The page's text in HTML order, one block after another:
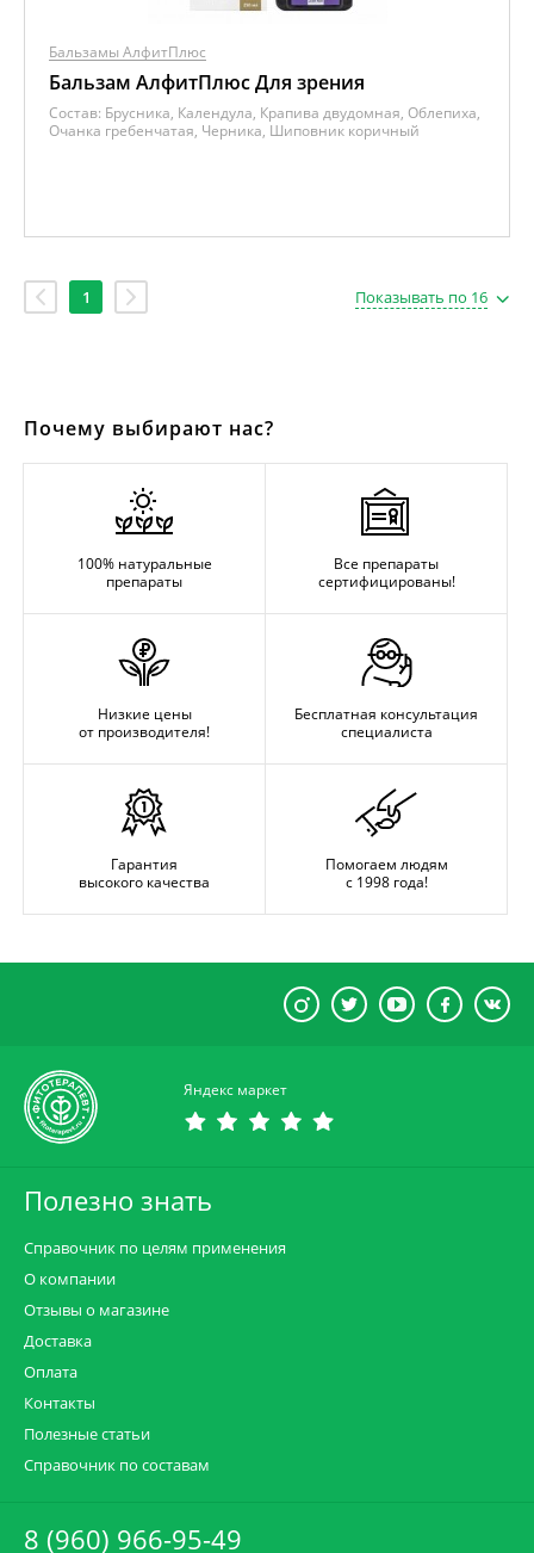
Бальзамы АлфитПлюс
Бальзам АлфитПлюс Для зрения
Состав: Брусника, Календула, Крапива двудомная, Облепиха,
Очанка гребенчатая, Черника, Шиповник коричный
1 Показывать по 16
Почему выбирают нас?
100% натуральные
препараты
Все препараты
сертифицированы!
Низкие цены
от производителя!
Бесплатная консультация
специалиста
Гарантия
высокого качества
Помогаем людям
с 1998 года!
Яндекс маркет
Полезно знать
Справочник по целям применения
О компании
Отзывы о магазине
Доставка
Оплата
Контакты
Полезные статьи
Справочник по составам
8 (960) 966-95-49